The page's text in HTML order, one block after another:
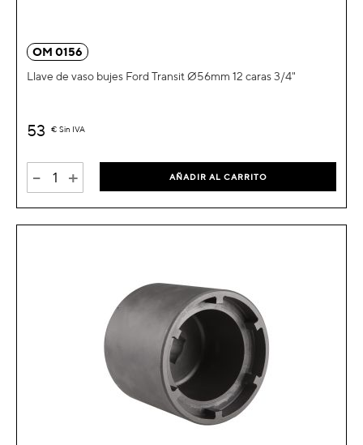
OM 0156
Llave de vaso bujes Ford Transit Ø56mm 12 caras 3/4"
53 € Sin IVA
- + AÑADIR AL CARRITO